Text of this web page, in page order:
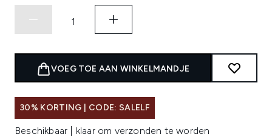
VOEG TOE AAN WINKELMANDJE
30% KORTING | CODE: SALELF
Beschikbaar | klaar om verzonden te worden